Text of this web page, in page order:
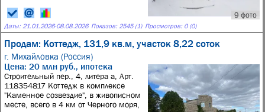
9 фото
Даты: 21.01.2026-08.08.2026 Показов: 2545 (1) Просмотров: 0 (0)
Продам: Коттедж, 131,9 кв.м, участок 8,22 соток
г. Михайловка (Россия)
Цена: 20 млн руб., ипотека
Строительный пер., 4, литера а, Арт.
118354817 Коттедж в комплексе
"Каменное созвездие", в живописном
месте, всего в 4 км от Черного моря,